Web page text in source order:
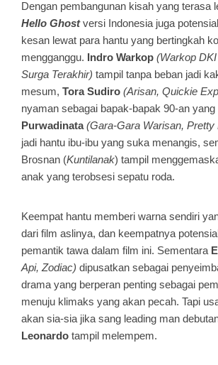
Dengan pembangunan kisah yang terasa
Hello Ghostversi Indonesia juga
kesan lewat para hantu yang bertingkah
mengganggu. Indro Warkop (Warkop
Surga Terakhir) tampil tanpa beban jadi
mesum, Tora Sudiro (Arisan, Quickie
nyaman sebagai bapak-bapak 90-an yang
Purwadinata(Gara-Gara Warisan, Pretty
jadi hantu ibu-ibu yang suka menangis,
Brosnan (Kuntilanak) tampil
anak yang terobsesi sepatu roda.
Keempat hantu memberi warna sendiri
dari film aslinya, dan keempatnya
pemantik tawa dalam film ini. Sementara
Api, Zodiac) dipusatkan sebagai
drama yang berperan penting sebagai
menuju klimaks yang akan pecah. Tapi
akan sia-sia jika sang leading man
Leonardo tampil melempem.